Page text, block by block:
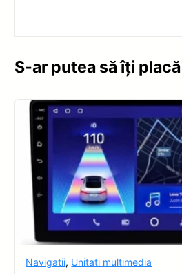
S-ar putea să îți
Navigatii, Unitati multimedia